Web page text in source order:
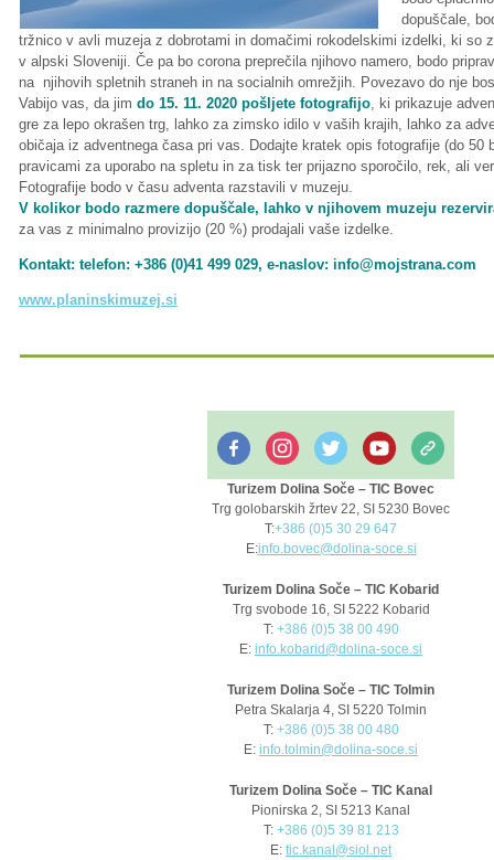
dopuščale,
tržnico v avli muzeja z dobrotami in domačimi rokodelskimi izdelki, ki so
v alpski Sloveniji. Če pa bo corona preprečila njihovo namero, bodo
na njihovih spletnih straneh in na socialnih omrežjih. Povezavo do nje
Vabijo vas, da jim do 15. 11. 2020 pošljete fotografijo, ki prikazuje
gre za lepo okrašen trg, lahko za zimsko idilo v vaših krajih, lahko za
običaja iz adventnega časa pri vas. Dodajte kratek opis fotografije (do 50
pravicami za uporabo na spletu in za tisk ter prijazno sporočilo, rek, ali
Fotografije bodo v času adventa razstavili v muzeju.
V kolikor bodo razmere dopuščale, lahko v njihovem muzeju
za vas z minimalno provizijo (20 %) prodajali vaše izdelke.
Kontakt: telefon: +386 (0)41 499 029, e-naslov: info@mojstrana.com
www.planinskimuzej.si
Turizem Dolina Soče – TIC Bovec
Trg golobarskih žrtev 22, SI 5230 Bovec
T:+386 (0)5 30 29 647
E:info.bovec@dolina-soce.si
Turizem Dolina Soče – TIC Kobarid
Trg svobode 16, SI 5222 Kobarid
T: +386 (0)5 38 00 490
E: info.kobarid@dolina-soce.si
Turizem Dolina Soče – TIC Tolmin
Petra Skalarja 4, SI 5220 Tolmin
T: +386 (0)5 38 00 480
E: info.tolmin@dolina-soce.si
Turizem Dolina Soče – TIC Kanal
Pionirska 2, SI 5213 Kanal
T: +386 (0)5 39 81 213
E: tic.kanal@siol.net